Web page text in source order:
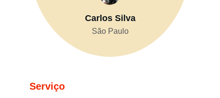
Carlos Silva
São Paulo
Serviço